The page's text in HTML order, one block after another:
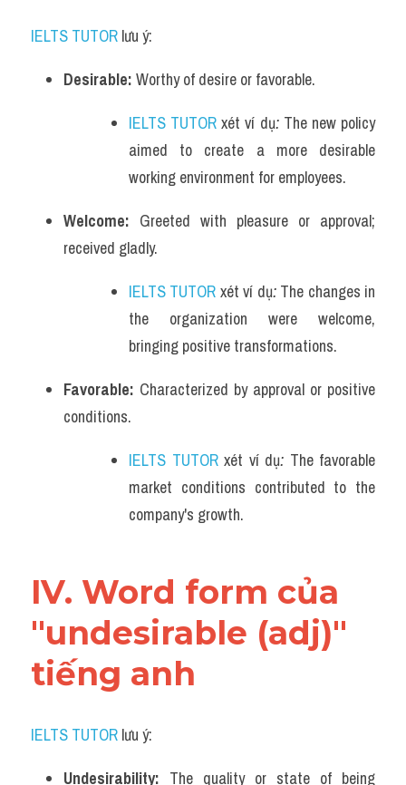
IELTS TUTOR lưu ý:
Desirable: Worthy of desire or favorable.
IELTS TUTOR xét ví dụ: The new policy
aimed to create a more desirable
working environment for employees.
Welcome: Greeted with pleasure or approval;
received gladly.
IELTS TUTOR xét ví dụ: The changes in
the organization were welcome,
bringing positive transformations.
Favorable: Characterized by approval or positive
conditions.
IELTS TUTOR xét ví dụ: The favorable
market conditions contributed to the
company's growth.
IV. Word form của
"undesirable (adj)"
tiếng anh
IELTS TUTOR lưu ý:
Undesirability: The quality or state of being